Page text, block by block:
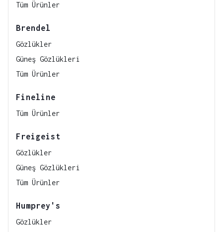
Tüm Ürünler
Brendel
Gözlükler
Güneş Gözlükleri
Tüm Ürünler
Fineline
Tüm Ürünler
Freigeist
Gözlükler
Güneş Gözlükleri
Tüm Ürünler
Humprey's
Gözlükler